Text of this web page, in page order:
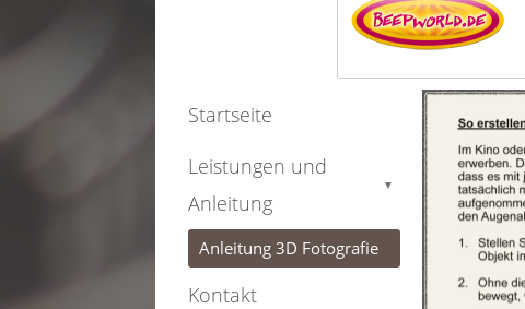
Startseite
Leistungen und
Anleitung
▼
Anleitung 3D Fotografie
Kontakt